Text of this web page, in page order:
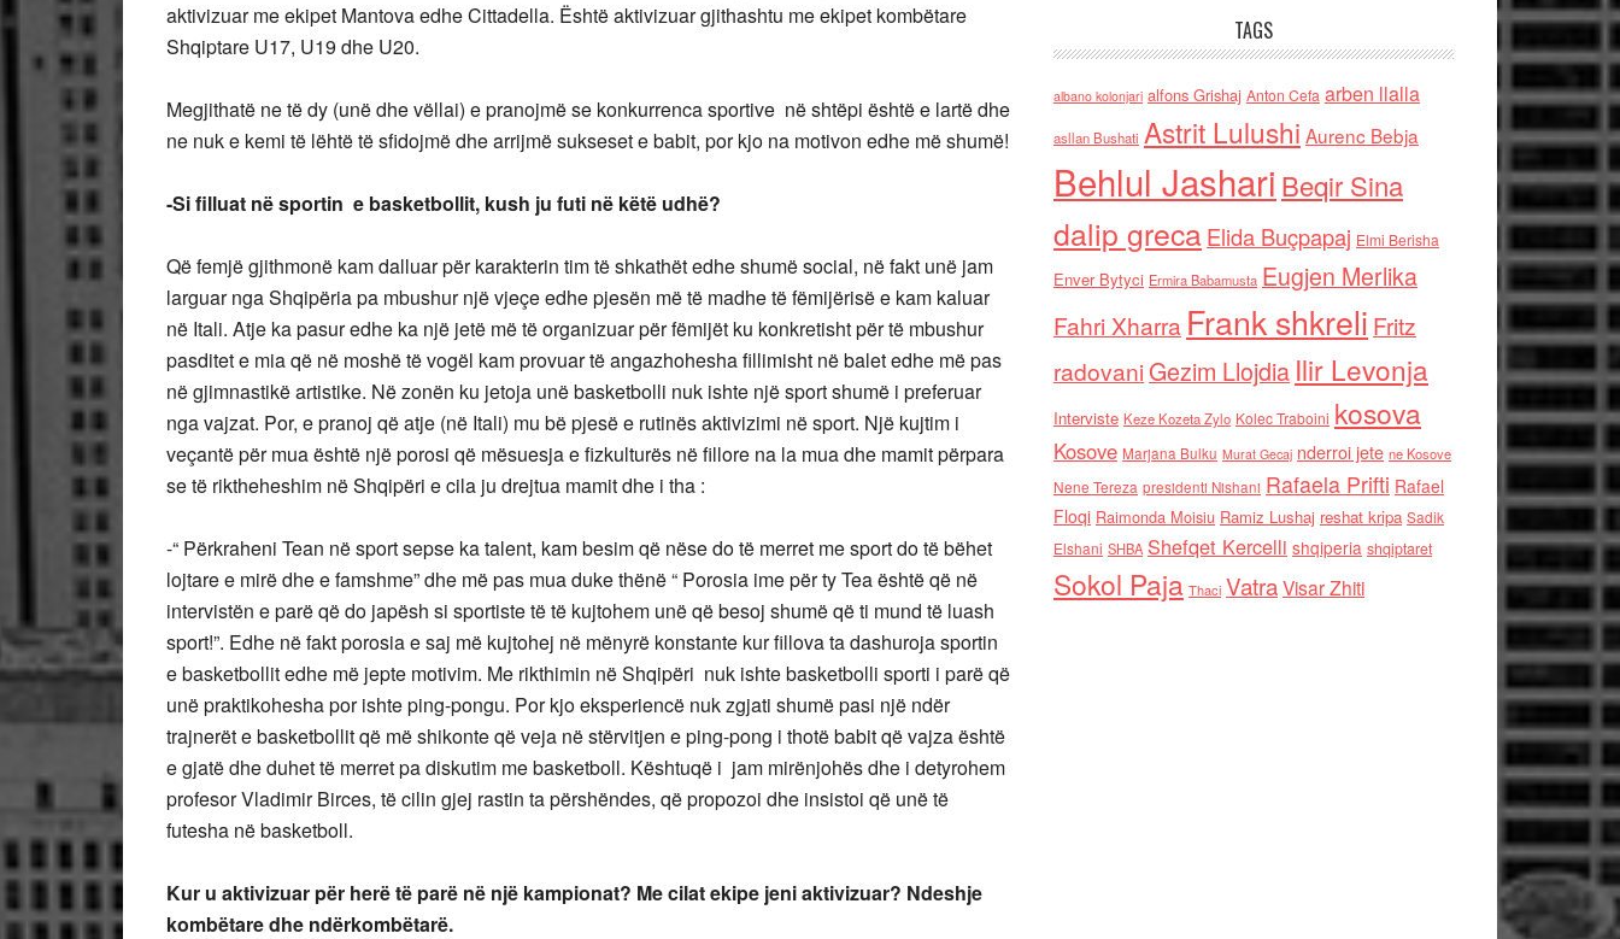
aktivizuar me ekipet Mantova edhe Cittadella. Është aktivizuar gjithashtu me ekipet kombëtare
Shqiptare U17, U19 dhe U20.
Megjithatë ne të dy (unë dhe vëllai) e pranojmë se konkurrenca sportive në shtëpi është e lartë dhe
ne nuk e kemi të lëhtë të sfidojmë dhe arrijmë sukseset e babit, por kjo na motivon edhe më shumë!
-Si filluat në sportin e basketbollit, kush ju futi në këtë udhë?
Që femjë gjithmonë kam dalluar për karakterin tim të shkathët edhe shumë social, në fakt unë jam
larguar nga Shqipëria pa mbushur një vjeçe edhe pjesën më të madhe të fëmijërisë e kam kaluar
në Itali. Atje ka pasur edhe ka një jetë më të organizuar për fëmijët ku konkretisht për të mbushur
pasditet e mia që në moshë të vogël kam provuar të angazhohesha fillimisht në balet edhe më pas
në gjimnastikë artistike. Në zonën ku jetoja unë basketbolli nuk ishte një sport shumë i preferuar
nga vajzat. Por, e pranoj që atje (në Itali) mu bë pjesë e rutinës aktivizimi në sport. Një kujtim i
veçantë për mua është një porosi që mësuesja e fizkulturës në fillore na la mua dhe mamit përpara
se të riktheheshim në Shqipëri e cila ju drejtua mamit dhe i tha :
-“ Përkraheni Tean në sport sepse ka talent, kam besim që nëse do të merret me sport do të bëhet
lojtare e mirë dhe e famshme” dhe më pas mua duke thënë “ Porosia ime për ty Tea është që në
intervistën e parë që do japësh si sportiste të të kujtohem unë që besoj shumë që ti mund të luash
sport!”. Edhe në fakt porosia e saj më kujtohej në mënyrë konstante kur fillova ta dashuroja sportin
e basketbollit edhe më jepte motivim. Me rikthimin në Shqipëri nuk ishte basketbolli sporti i parë që
unë praktikohesha por ishte ping-pongu. Por kjo eksperiencë nuk zgjati shumë pasi një ndër
trajnerët e basketbollit që më shikonte që veja në stërvitjen e ping-pong i thotë babit që vajza është
e gjatë dhe duhet të merret pa diskutim me basketboll. Kështuqë i jam mirënjohës dhe i detyrohem
profesor Vladimir Birces, të cilin gjej rastin ta përshëndes, që propozoi dhe insistoi që unë të
futesha në basketboll.
Kur u aktivizuar për herë të parë në një kampionat? Me cilat ekipe jeni aktivizuar? Ndeshje
kombëtare dhe ndërkombëtarë.
TAGS
albano kolonjari alfons Grishaj Anton Cefa arben llalla
asllan Bushati Astrit Lulushi Aurenc Bebja
Behlul Jashari Beqir Sina
dalip grecaElida Buçpapaj Elmi Berisha
Enver Bytyci Ermira Babamusta Eugjen Merlika
Fahri Xharra Frank shkreli Fritz
radovaniGezim Llojdia Ilir Levonja
Interviste Keze Kozeta Zylo Kolec Traboini kosova
Kosove Marjana Bulku Murat Gecaj nderroi jete ne Kosove
Nene Tereza presidenti Nishani Rafaela Prifti Rafael
Floqi Raimonda Moisiu Ramiz Lushaj reshat kripa Sadik
Elshani SHBA Shefqet Kercelli shqiperia shqiptaret
Sokol Paja Thaci VatraVisar Zhiti